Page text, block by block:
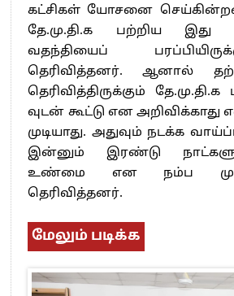
கட்சிகள் யோசனை
தே.மு.தி.க பற்றிய
வதந்தியைப்
தெரிவித்தனர். ஆனால்
தெரிவித்திருக்கும்
வுடன் கூட்டு என அறிவிக்காது
முடியாது. அதுவும் நடக்க
இன்னும் இரண்டு
உண்மை என நம்ப
தெரிவித்தனர்.
மேலும் படிக்க